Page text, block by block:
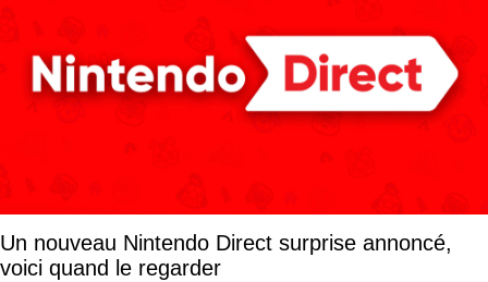
Un nouveau Nintendo Direct surprise annoncé,
voici quand le regarder